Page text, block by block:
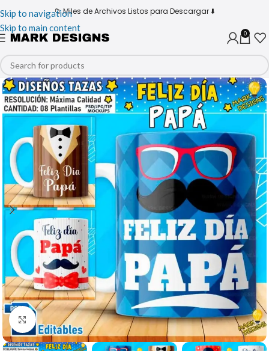
Skip to navigation
Skip to main content
📁 Miles de Archivos Listos para Descargar ⬇️
0
Click to enlarge